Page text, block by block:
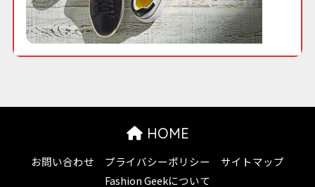
HOME
お問い合わせ プライバシーポリシー
サイトマップ
Fashion Geekについて